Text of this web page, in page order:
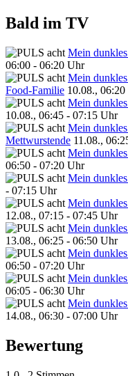
Bald im TV
Mein
06:00 - 06:20 Uhr
Mein
Food-Familie 10.08.,
Mein
10.08., 06:45 - 07:15 Uhr
Mein
Mettwurstende 11.08.,
Mein
06:50 - 07:20 Uhr
Mein
- 07:15 Uhr
Mein
12.08., 07:15 - 07:45 Uhr
Mein
13.08., 06:25 - 06:50 Uhr
Mein
06:50 - 07:20 Uhr
Mein
06:05 - 06:30 Uhr
Mein
14.08., 06:30 - 07:00 Uhr
Bewertung